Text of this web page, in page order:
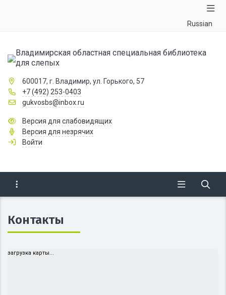
Russian
Владимирская областная специальная библиотека
для слепых
600017, г. Владимир, ул. Горького, 57
+7 (492) 253-0403
gukvosbs@inbox.ru
Версия для слабовидящих
Версия для незрячих
Войти
Контакты
загрузка карты...